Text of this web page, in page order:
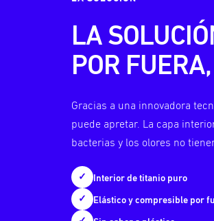
LA
POR
Gracias a una innovadora
puede apretar. La capa
bacterias y los olores no
✓ Interior de titanio puro
✓ Elástico y compresible por